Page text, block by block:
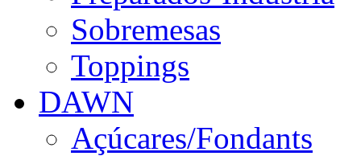
Sobremesas
Toppings
DAWN
Açúcares/Fondants